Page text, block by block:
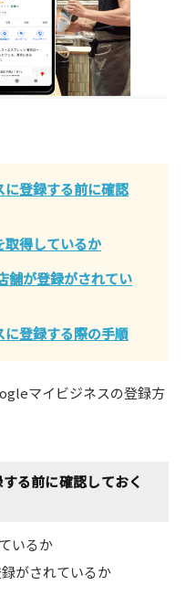
登録する前に確認
得しているか
舗が登録がされてい
登録する際の手順
マイビジネスの登録方
る前に確認しておく
いるか
がされているか